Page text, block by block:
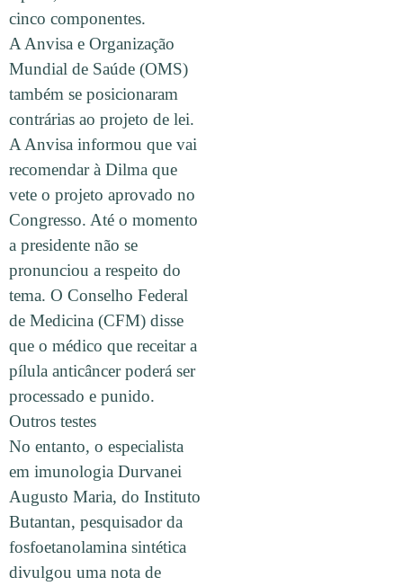
cinco componentes.
A Anvisa e Organização
Mundial de Saúde (OMS)
também se posicionaram
contrárias ao projeto de lei.
A Anvisa informou que vai
recomendar à Dilma que
vete o projeto aprovado no
Congresso. Até o momento
a presidente não se
pronunciou a respeito do
tema. O Conselho Federal
de Medicina (CFM) disse
que o médico que receitar a
pílula anticâncer poderá ser
processado e punido.
Outros testes
No entanto, o especialista
em imunologia Durvanei
Augusto Maria, do Instituto
Butantan, pesquisador da
fosfoetanolamina sintética
divulgou uma nota de